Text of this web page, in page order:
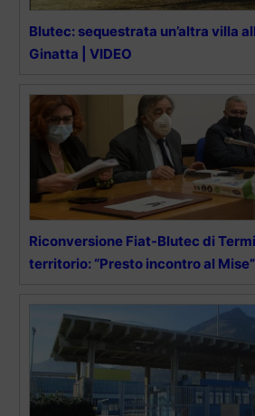
Blutec: sequestrata un’altra villa
Ginatta | VIDEO
Riconversione Fiat-Blutec di
territorio: “Presto incontro al Mise”